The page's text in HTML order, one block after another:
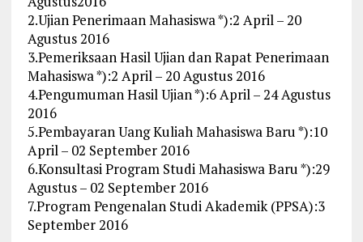
2.Ujian Penerimaan Mahasiswa *):2 April – 20
Agustus 2016
3.Pemeriksaan Hasil Ujian dan Rapat Penerimaan
Mahasiswa *):2 April – 20 Agustus 2016
4.Pengumuman Hasil Ujian *):6 April – 24 Agustus
2016
5.Pembayaran Uang Kuliah Mahasiswa Baru *):10
April – 02 September 2016
6.Konsultasi Program Studi Mahasiswa Baru *):29
Agustus – 02 September 2016
7.Program Pengenalan Studi Akademik (PPSA):3
September 2016